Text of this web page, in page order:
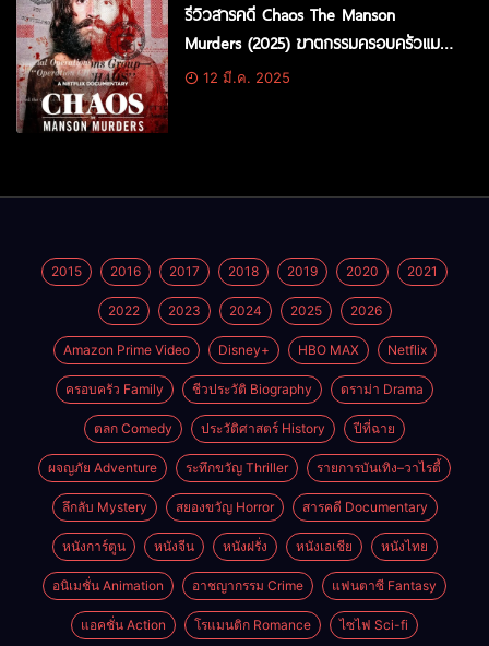
รีวิวสารคดี Chaos The Manson
Murders (2025) ฆาตกรรมครอบครัวแมน
สัน12 มี.ค. 2025
2015 2016 2017 2018 2019 2020 2021
2022 2023 2024 2025 2026
Amazon Prime Video Disney+ HBO MAX Netflix
ครอบครัว Family ชีวประวัติ Biography ดราม่า Drama
ตลก Comedy ประวัติศาสตร์ History ปีที่ฉาย
ผจญภัย Adventure ระทึกขวัญ Thriller รายการบันเทิง–วาไรตี้
ลึกลับ Mystery สยองขวัญ Horror สารคดี Documentary
หนังการ์ตูน หนังจีน หนังฝรั่ง หนังเอเชีย หนังไทย
อนิเมชั่น Animation อาชญากรรม Crime แฟนตาซี Fantasy
แอคชั่น Action โรแมนติก Romance ไซไฟ Sci-fi